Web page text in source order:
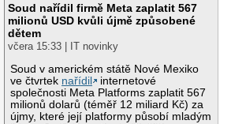
Soud nařídil firmě Meta zaplatit 567
milionů USD kvůli újmě způsobené
dětem
včera 15:33 | IT novinky
Soud v americkém státě Nové Mexiko
ve čtvrtek nařídil
internetové
společnosti Meta Platforms zaplatit 567
milionů dolarů (téměř 12 miliard Kč) za
újmy, které její platformy působí mladým